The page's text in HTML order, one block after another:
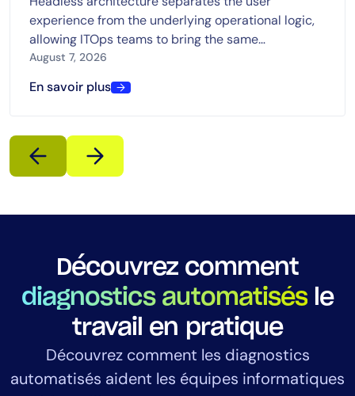
experience from the underlying operational logic,
allowing ITOps teams to bring the same
capabilities into dashboards, chat, ITSM platforms,
automation tools, and AI-driven workflows.
August 7, 2026
En savoir plus
Découvrez comment
diagnostics automatisésle
travail en pratique
Découvrez comment les diagnostics
automatisés aident les équipes informatiques